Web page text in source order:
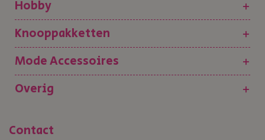
Hobby
+
Knooppakketten
+
Mode Accessoires
+
Overig
+
Contact